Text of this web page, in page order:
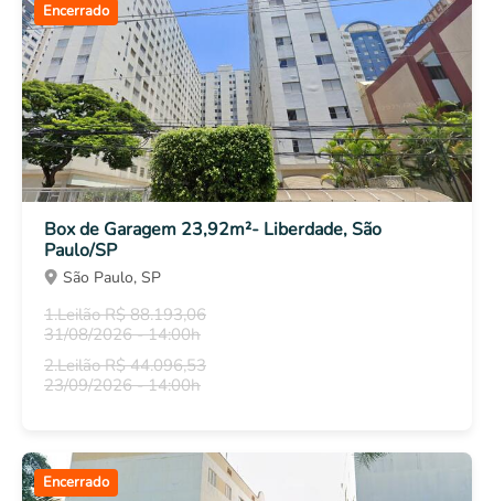
Encerrado
Box de Garagem 23,92m²- Liberdade, São
Paulo/SP
São Paulo, SP
1.Leilão R$ 88.193,06
31/08/2026 - 14:00h
2.Leilão R$ 44.096,53
23/09/2026 - 14:00h
Encerrado